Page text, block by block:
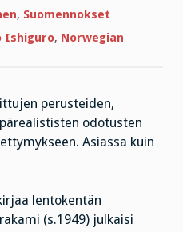
, Suomennokset
Ishiguro, Norwegian
perusteiden,
odotusten
Asiassa kuin
lentokentän
(s.1949) julkaisi